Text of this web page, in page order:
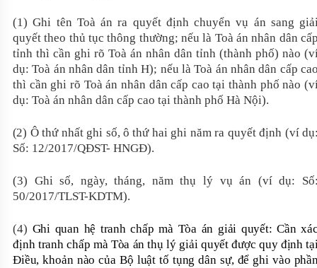
(1) Ghi tên Toà án ra quyết định chuyển vụ án sang
quyết theo thủ tục thông thường; nếu là Toà án nhân dân
tỉnh thì cần ghi rõ Toà án nhân dân tỉnh (thành phố) nào
dụ: Toà án nhân dân tỉnh H); nếu là Toà án nhân dân cấp
thì cần ghi rõ Toà án nhân dân cấp cao tại thành phố nào
dụ: Toà án nhân dân cấp cao tại thành phố Hà Nội).
(2) Ô thứ nhất ghi số, ô thứ hai ghi năm ra quyết định (ví
Số: 12/2017/QĐST- HNGĐ).
(3) Ghi số, ngày, tháng, năm thụ lý vụ án (ví dụ:
50/2017/TLST-KDTM).
(4) Ghi quan hệ tranh chấp mà Tòa án giải quyết: Cần
định tranh chấp mà Tòa án thụ lý giải quyết được quy định
Điều, khoản nào của Bộ luật tố tụng dân sự, để ghi vào